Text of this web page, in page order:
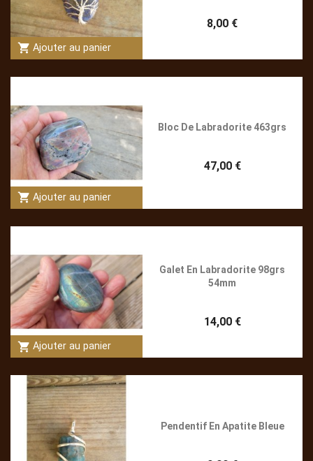
shopping_cart Ajouter au panier
8,00 €
shopping_cart Ajouter au panier
Bloc De Labradorite 463grs
47,00 €
shopping_cart Ajouter au panier
Galet En Labradorite 98grs
54mm
14,00 €
Pendentif En Apatite Bleue